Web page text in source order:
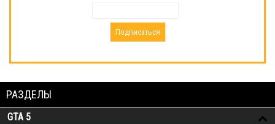
РАЗДЕЛЫ
GTA 5